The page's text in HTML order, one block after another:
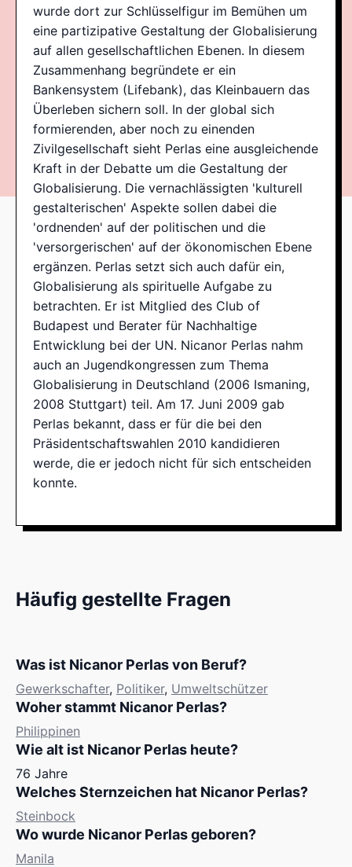
wurde dort zur Schlüsselfigur im Bemühen um
eine partizipative Gestaltung der Globalisierung
auf allen gesellschaftlichen Ebenen. In diesem
Zusammenhang begründete er ein
Bankensystem (Lifebank), das Kleinbauern das
Überleben sichern soll. In der global sich
formierenden, aber noch zu einenden
Zivilgesellschaft sieht Perlas eine ausgleichende
Kraft in der Debatte um die Gestaltung der
Globalisierung. Die vernachlässigten 'kulturell
gestalterischen' Aspekte sollen dabei die
'ordnenden' auf der politischen und die
'versorgerischen' auf der ökonomischen Ebene
ergänzen. Perlas setzt sich auch dafür ein,
Globalisierung als spirituelle Aufgabe zu
betrachten. Er ist Mitglied des Club of
Budapest und Berater für Nachhaltige
Entwicklung bei der UN. Nicanor Perlas nahm
auch an Jugendkongressen zum Thema
Globalisierung in Deutschland (2006 Ismaning,
2008 Stuttgart) teil. Am 17. Juni 2009 gab
Perlas bekannt, dass er für die bei den
Präsidentschaftswahlen 2010 kandidieren
werde, die er jedoch nicht für sich entscheiden
konnte.
Häufig gestellte Fragen
Was ist Nicanor Perlas von Beruf?
Gewerkschafter, Politiker, Umweltschützer
Woher stammt Nicanor Perlas?
Philippinen
Wie alt ist Nicanor Perlas heute?
76 Jahre
Welches Sternzeichen hat Nicanor Perlas?
Steinbock
Wo wurde Nicanor Perlas geboren?
Manila